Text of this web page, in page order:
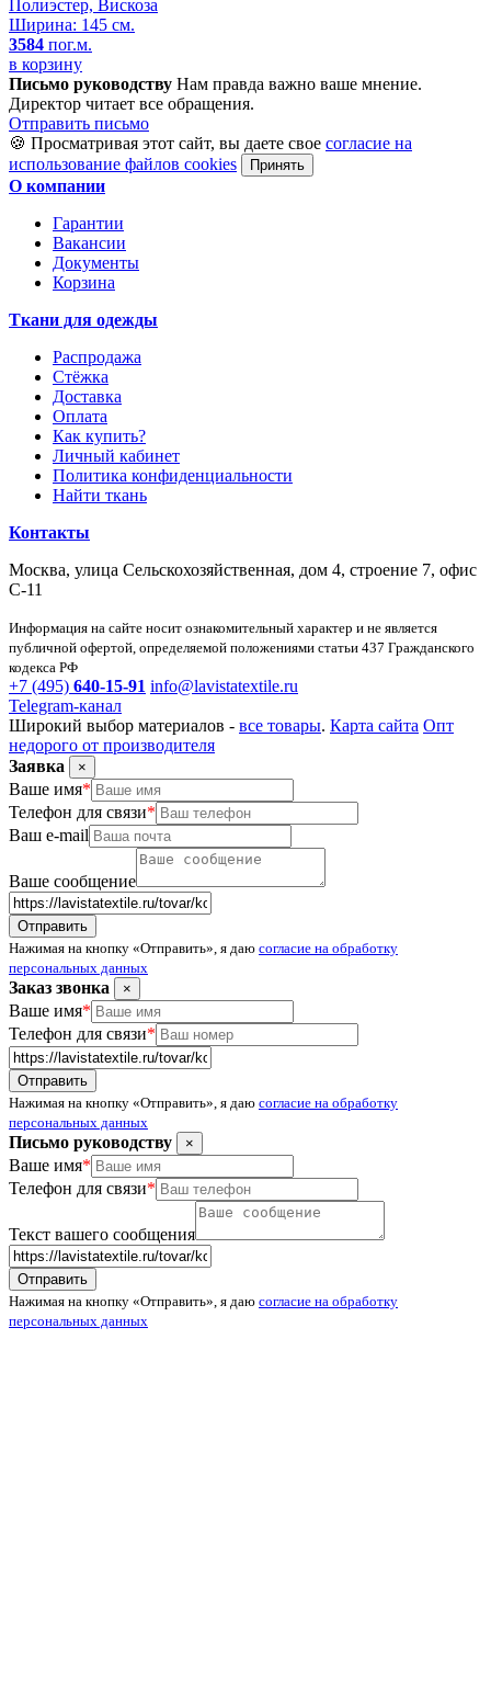
Полиэстер, Вискоза
Ширина: 145 см.
3584 пог.м.
в корзину
Письмо руководству Нам правда важно ваше мнение.
Директор читает все обращения.
Отправить письмо
🍪 Просматривая этот сайт, вы даете свое согласие на
использование файлов cookies
Принять
О компании
Гарантии
Вакансии
Документы
Корзина
Ткани для одежды
Распродажа
Стёжка
Доставка
Оплата
Как купить?
Личный кабинет
Политика конфиденциальности
Найти ткань
Контакты
Москва, улица Сельскохозяйственная, дом 4, строение 7, офис
С-11
Информация на сайте носит ознакомительный характер и не является
публичной офертой, определяемой положениями статьи 437 Гражданского
кодекса РФ
+7 (495) 640-15-91 info@lavistatextile.ru
Telegram-канал
Широкий выбор материалов - все товары. Карта сайта Опт
недорого от производителя
Заявка
×
Ваше имя*
Телефон для связи*
Ваш e-mail
Ваше сообщение
Нажимая на кнопку «Отправить», я даю согласие на обработку
персональных данных
Заказ звонка ×
Ваше имя*
Телефон для связи*
Нажимая на кнопку «Отправить», я даю согласие на обработку
персональных данных
Письмо руководству ×
Ваше имя*
Телефон для связи*
Текст вашего сообщения
Нажимая на кнопку «Отправить», я даю согласие на обработку
персональных данных